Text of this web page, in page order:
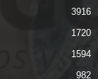
3916
1720
1594
982